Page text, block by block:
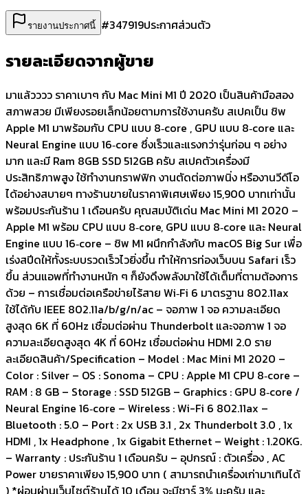
รายงานประกาศนี้ #347919ประกาศส่วนตัว
รายละเอียดจากผู้ขาย
มาแล้วววว ราคาเบาๆ กับ Mac Mini M1 ปี 2020 เป็นสินค้ามือสอง
สภาพสวย มีเพียงรอยเล็กน้อยตามการใช้งานครับ สเปคเป็น ชิพ
Apple M1 มาพร้อมกับ CPU แบบ 8‑core , GPU แบบ 8‑core และ
Neural Engine แบบ 16‑core ซึ่งเร็วและแรงกว่ารุ่นก่อน ๆ อย่าง
มาก และมี Ram 8GB SSD 512GB ครับ สเปคตัวเครื่องมี
ประสิทธิภาพสูง ใช้ทำงานกราฟฟิก งานตัดต่อภาพนิ่ง หรืองานวีดีโอ
ได้อย่างสบายๆ ทางร้านขายในราคาพิเศษเพียง 15,900 บาทเท่านั้น
พร้อมประกันร้าน 1 เดือนครับ คุณสมบัติเด่น Mac Mini M1 2020 –
Apple M1 พร้อม CPU แบบ 8‑core, GPU แบบ 8‑core และ Neural
Engine แบบ 16‑core – ชิพ M1 ผนึกกำลังกับ macOS Big Sur เพื่อ
เร่งสปีดให้ทั้งระบบรวดเร็วไวยิ่งขึ้น ทำให้การท่องเว็บบน Safari เร็ว
ขึ้น ส่วนแอพที่ทำงานหนัก ๆ ก็ยังดึงพลังมาใช้ได้เต็มที่ตามต้องการ
ด้วย – การเชื่อมต่อเครือข่ายไร้สาย Wi‑Fi 6 มาตรฐาน 802.11ax
ใช้ได้กับ IEEE 802.11a/b/g/n/ac – จอภาพ 1 จอ ความละเอียด
สูงสุด 6K ที่ 60Hz เชื่อมต่อผ่าน Thunderbolt และจอภาพ 1 จอ
ความละเอียดสูงสุด 4K ที่ 60Hz เชื่อมต่อผ่าน HDMI 2.0 ราย
ละเอียดสินค้า/Specification – Model : Mac Mini M1 2020 –
Color : Silver – OS : Sonoma – CPU : Apple M1 CPU 8‑core –
RAM : 8 GB – Storage : SSD 512GB – Graphics : GPU 8‑core /
Neural Engine 16‑core – Wireless : Wi-Fi 6 802.11ax –
Bluetooth : 5.0 – Port : 2x USB 3.1 , 2x Thunderbolt 3.0 , 1x
HDMI , 1x Headphone , 1x Gigabit Ethernet – Weight : 1.20KG.
– Warranty : ประกันร้าน 1 เดือนครับ – อุปกรณ์ : ตัวเครื่อง , AC
Power ขายราคาเพียง 15,900 บาท ( สามารถนำเครื่องเก่ามาเทินได้
) *ผ่อนผ่านเว็บไซต์ร้านได้ 10 เดือน จะมีชาร์ 3% นะครับ และ